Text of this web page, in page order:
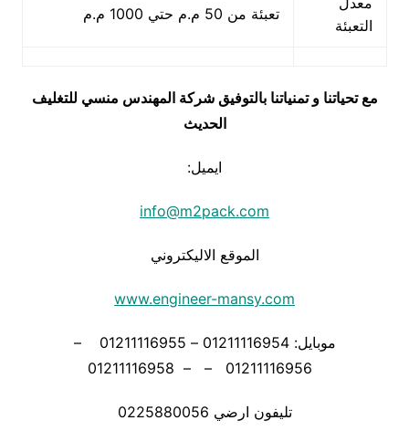
التعبئة
تعبئة من 50 م.م حتي 1000 م.م
مع تحياتنا و تمنياتنا بالتوفيق شركة المهندس منسي للتغليف
الحديث
ايميل:
info@m2pack.com
الموقع الاليكتروني
www.engineer-mansy.com
موبايل: 01211116954 – 01211116955 –
تليفون ارضي 0225880056